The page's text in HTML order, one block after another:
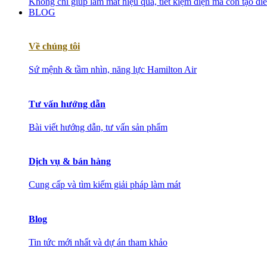
BLOG
Về chúng tôi
Sứ mệnh & tầm nhìn, năng lực Hamilton Air
Tư vấn hướng dẫn
Bài viết hướng dẫn, tư vấn sản phẩm
Dịch vụ & bán hàng
Cung cấp và tìm kiếm giải pháp làm mát
Blog
Tin tức mới nhất và dự án tham khảo